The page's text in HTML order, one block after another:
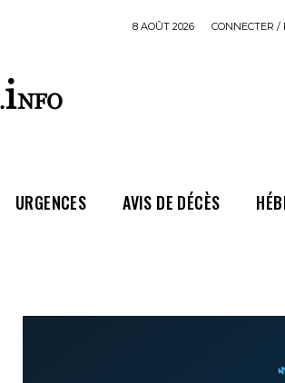
8 AOÛT 2026 CONNECTER /
URGENCES AVIS DE DÉCÈS